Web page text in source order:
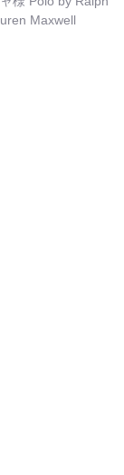
Maxwell